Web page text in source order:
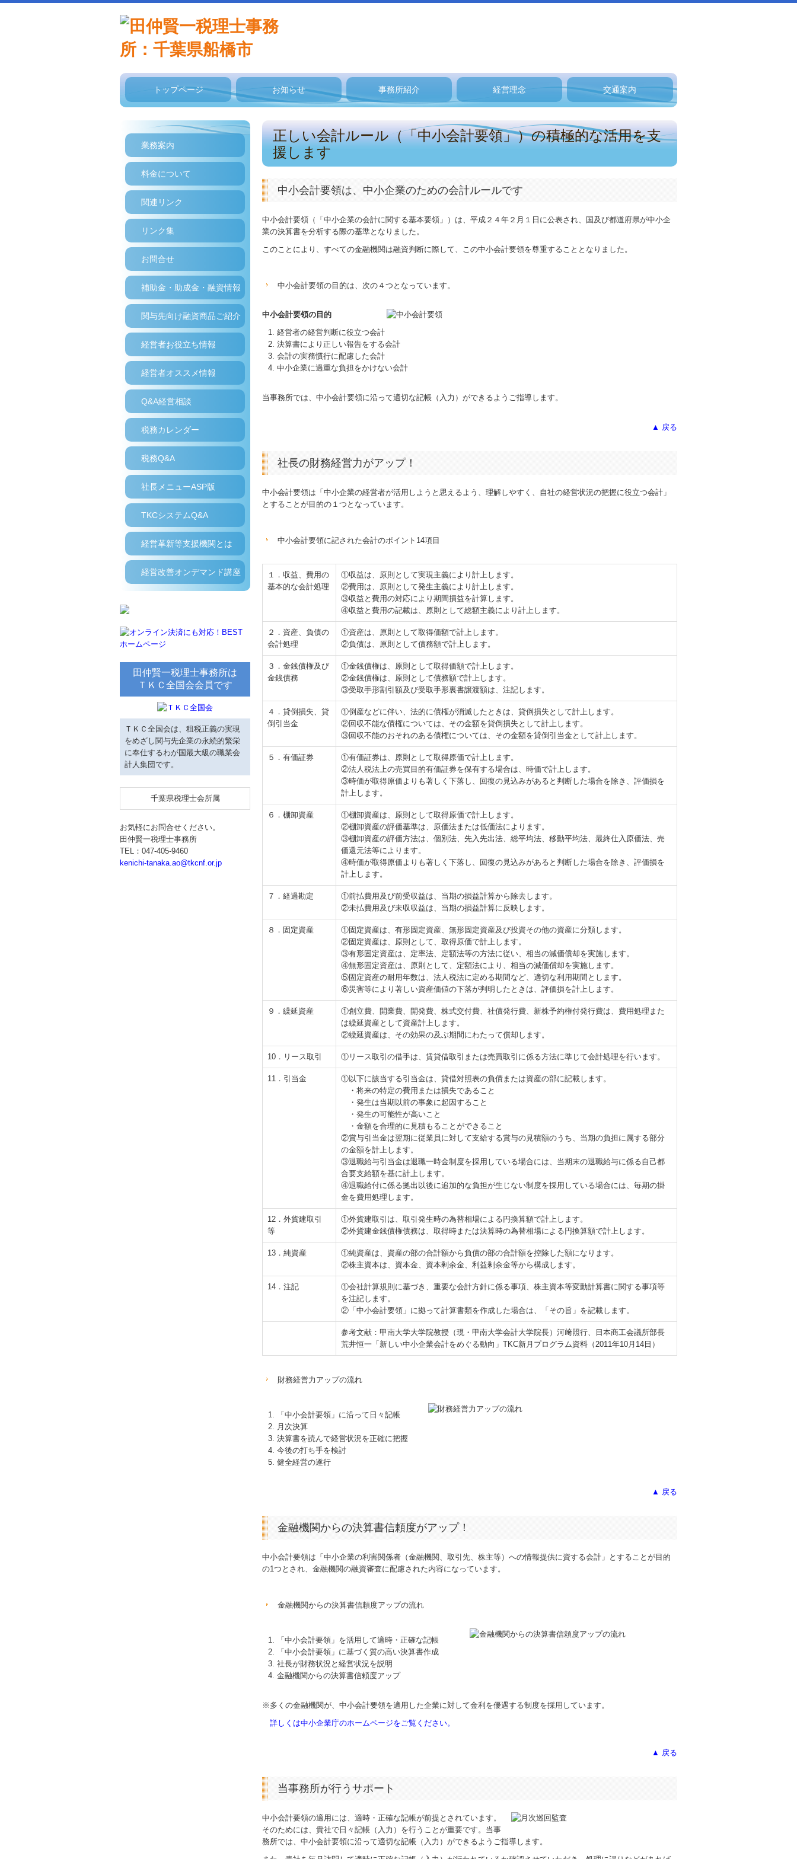
トップページ お知らせ 事務所紹介 経営理念 交通案内
業務案内
料金について
関連リンク
リンク集
お問合せ
補助金・助成金・融資情報
関与先向け融資商品ご紹介
経営者お役立ち情報
経営者オススメ情報
Q&A経営相談
税務カレンダー
税務Q&A
社長メニューASP版
TKCシステムQ&A
経営革新等支援機関とは
経営改善オンデマンド講座
田仲賢一税理士事務所は
ＴＫＣ全国会会員です
ＴＫＣ全国会は、租税正義の実現
をめざし関与先企業の永続的繁栄
に奉仕するわが国最大級の職業会
計人集団です。
千葉県税理士会所属
お気軽にお問合せください。
田仲賢一税理士事務所
TEL：047-405-9460
kenichi-tanaka.ao@tkcnf.or.jp
正しい会計ルール（「中小会計要領」）の積極的な活用を支
援します
中小会計要領は、中小企業のための会計ルールです
中小会計要領（「中小企業の会計に関する基本要領」）は、平成２４年２月１日に公表され、国及び都道府県が中小企
業の決算書を分析する際の基準となりました。
このことにより、すべての金融機関は融資判断に際して、この中小会計要領を尊重することとなりました。
中小会計要領の目的は、次の４つとなっています。
中小会計要領の目的
経営者の経営判断に役立つ会計
決算書により正しい報告をする会計
会計の実務慣行に配慮した会計
中小企業に過重な負担をかけない会計
当事務所では、中小会計要領に沿って適切な記帳（入力）ができるようご指導します。
▲ 戻る
社長の財務経営力がアップ！
中小会計要領は「中小企業の経営者が活用しようと思えるよう、理解しやすく、自社の経営状況の把握に役立つ会計」
とすることが目的の１つとなっています。
中小会計要領に記された会計のポイント14項目
１．収益、費用の
基本的な会計処理
①収益は、原則として実現主義により計上します。
②費用は、原則として発生主義により計上します。
③収益と費用の対応により期間損益を計算します。
④収益と費用の記載は、原則として総額主義により計上します。
２．資産、負債の
会計処理
①資産は、原則として取得価額で計上します。
②負債は、原則として債務額で計上します。
３．金銭債権及び
金銭債務
①金銭債権は、原則として取得価額で計上します。
②金銭債権は、原則として債務額で計上します。
③受取手形割引額及び受取手形裏書譲渡額は、注記します。
４．貸倒損失、貸
倒引当金
①倒産などに伴い、法的に債権が消滅したときは、貸倒損失として計上します。
②回収不能な債権については、その金額を貸倒損失として計上します。
③回収不能のおそれのある債権については、その金額を貸倒引当金として計上します。
５．有価証券
①有価証券は、原則として取得原価で計上します。
②法人税法上の売買目的有価証券を保有する場合は、時価で計上します。
③時価が取得原価よりも著しく下落し、回復の見込みがあると判断した場合を除き、評価損を
計上します。
６．棚卸資産
①棚卸資産は、原則として取得原価で計上します。
②棚卸資産の評価基準は、原価法または低価法によります。
③棚卸資産の評価方法は、個別法、先入先出法、総平均法、移動平均法、最終仕入原価法、売
価還元法等によります。
④時価が取得原価よりも著しく下落し、回復の見込みがあると判断した場合を除き、評価損を
計上します。
７．経過勘定
①前払費用及び前受収益は、当期の損益計算から除去します。
②未払費用及び未収収益は、当期の損益計算に反映します。
８．固定資産
①固定資産は、有形固定資産、無形固定資産及び投資その他の資産に分類します。
②固定資産は、原則として、取得原価で計上します。
③有形固定資産は、定率法、定額法等の方法に従い、相当の減価償却を実施します。
④無形固定資産は、原則として、定額法により、相当の減価償却を実施します。
⑤固定資産の耐用年数は、法人税法に定める期間など、適切な利用期間とします。
⑥災害等により著しい資産価値の下落が判明したときは、評価損を計上します。
９．繰延資産
①創立費、開業費、開発費、株式交付費、社債発行費、新株予約権付発行費は、費用処理また
は繰延資産として資産計上します。
②繰延資産は、その効果の及ぶ期間にわたって償却します。
10．リース取引 ①リース取引の借手は、賃貸借取引または売買取引に係る方法に準じて会計処理を行います。
11．引当金
①以下に該当する引当金は、貸借対照表の負債または資産の部に記載します。
・将来の特定の費用または損失であること
・発生は当期以前の事象に起因すること
・発生の可能性が高いこと
・金額を合理的に見積もることができること
②賞与引当金は翌期に従業員に対して支給する賞与の見積額のうち、当期の負担に属する部分
の金額を計上します。
③退職給与引当金は退職一時金制度を採用している場合には、当期末の退職給与に係る自己都
合要支給額を基に計上します。
④退職給付に係る拠出以後に追加的な負担が生じない制度を採用している場合には、毎期の掛
金を費用処理します。
12．外貨建取引
等
①外貨建取引は、取引発生時の為替相場による円換算額で計上します。
②外貨建金銭債権債務は、取得時または決算時の為替相場による円換算額で計上します。
13．純資産
①純資産は、資産の部の合計額から負債の部の合計額を控除した額になります。
②株主資本は、資本金、資本剰余金、利益剰余金等から構成します。
14．注記
①会社計算規則に基づき、重要な会計方針に係る事項、株主資本等変動計算書に関する事項等
を注記します。
②「中小会計要領」に拠って計算書類を作成した場合は、「その旨」を記載します。
参考文献：甲南大学大学院教授（現・甲南大学会計大学院長）河﨑照行、日本商工会議所部長
荒井恒一「新しい中小企業会計をめぐる動向」TKC新月プログラム資料（2011年10月14日）
財務経営力アップの流れ
「中小会計要領」に沿って日々記帳
月次決算
決算書を読んで経営状況を正確に把握
今後の打ち手を検討
健全経営の遂行
▲ 戻る
金融機関からの決算書信頼度がアップ！
中小会計要領は「中小企業の利害関係者（金融機関、取引先、株主等）への情報提供に資する会計」とすることが目的
の1つとされ、金融機関の融資審査に配慮された内容になっています。
金融機関からの決算書信頼度アップの流れ
「中小会計要領」を活用して適時・正確な記帳
「中小会計要領」に基づく質の高い決算書作成
社長が財務状況と経営状況を説明
金融機関からの決算書信頼度アップ
※多くの金融機関が、中小会計要領を適用した企業に対して金利を優遇する制度を採用しています。
詳しくは中小企業庁のホームページをご覧ください。
▲ 戻る
当事務所が行うサポート
中小会計要領の適用には、適時・正確な記帳が前提とされています。
そのためには、貴社で日々記帳（入力）を行うことが重要です。当事
務所では、中小会計要領に沿って適切な記帳（入力）ができるようご指導します。